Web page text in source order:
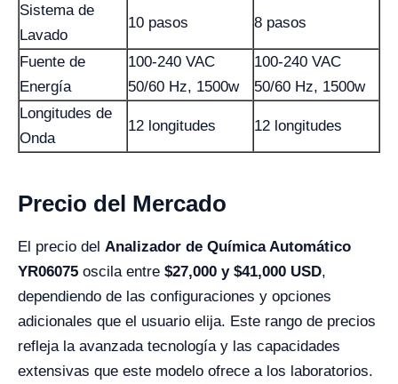
Sistema de
Lavado
10 pasos 8 pasos
Fuente de
Energía
100-240 VAC
50/60 Hz, 1500w
100-240 VAC
50/60 Hz, 1500w
Longitudes de
Onda
12 longitudes 12 longitudes
Precio del Mercado
El precio del Analizador de Química Automático
YR06075 oscila entre $27,000 y $41,000 USD,
dependiendo de las configuraciones y opciones
adicionales que el usuario elija. Este rango de precios
refleja la avanzada tecnología y las capacidades
extensivas que este modelo ofrece a los laboratorios.